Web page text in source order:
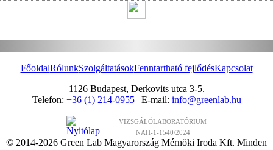
FőoldalRólunkSzolgáltatásokFenntartható fejlődésKapcsolat
1126 Budapest, Derkovits utca 3-5.
Telefon: +36 (1) 214-0955| E-mail: info@greenlab.hu
VIZSGÁLÓLABORATÓRIUM
NAH-1-1540/2024
© 2014-2026 Green Lab Magyarország Mérnöki Iroda Kft. Minden